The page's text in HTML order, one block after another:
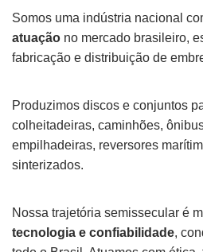
Somos uma indústria nacional
atuação no mercado brasileiro,
fabricação e distribuição de
Produzimos discos e conjuntos
colheitadeiras, caminhões,
empilhadeiras, reversores
sinterizados.
Nossa trajetória semissecular é
tecnologia e confiabilidade,